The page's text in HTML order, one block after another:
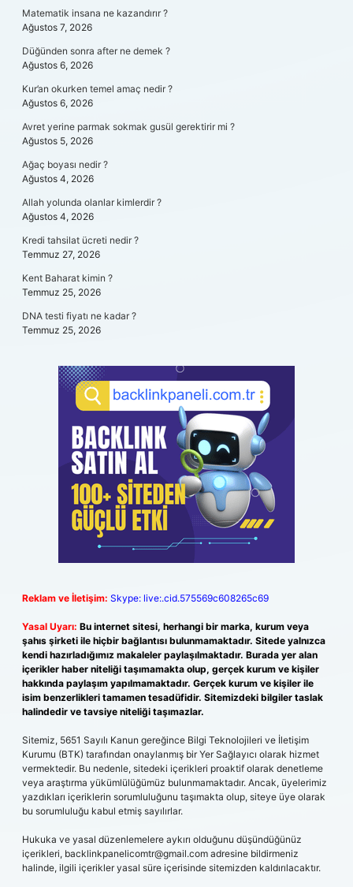
Matematik insana ne kazandırır ?
Ağustos 7, 2026
Düğünden sonra after ne demek ?
Ağustos 6, 2026
Kur’an okurken temel amaç nedir ?
Ağustos 6, 2026
Avret yerine parmak sokmak gusül gerektirir mi ?
Ağustos 5, 2026
Ağaç boyası nedir ?
Ağustos 4, 2026
Allah yolunda olanlar kimlerdir ?
Ağustos 4, 2026
Kredi tahsilat ücreti nedir ?
Temmuz 27, 2026
Kent Baharat kimin ?
Temmuz 25, 2026
DNA testi fiyatı ne kadar ?
Temmuz 25, 2026
Reklam ve İletişim: Skype: live:.cid.575569c608265c69
Yasal Uyarı: Bu internet sitesi, herhangi bir marka, kurum veya
şahıs şirketi ile hiçbir bağlantısı bulunmamaktadır. Sitede yalnızca
kendi hazırladığımız makaleler paylaşılmaktadır. Burada yer alan
içerikler haber niteliği taşımamakta olup, gerçek kurum ve kişiler
hakkında paylaşım yapılmamaktadır. Gerçek kurum ve kişiler ile
isim benzerlikleri tamamen tesadüfidir. Sitemizdeki bilgiler taslak
halindedir ve tavsiye niteliği taşımazlar.
Sitemiz, 5651 Sayılı Kanun gereğince Bilgi Teknolojileri ve İletişim
Kurumu (BTK) tarafından onaylanmış bir Yer Sağlayıcı olarak hizmet
vermektedir. Bu nedenle, sitedeki içerikleri proaktif olarak denetleme
veya araştırma yükümlülüğümüz bulunmamaktadır. Ancak, üyelerimiz
yazdıkları içeriklerin sorumluluğunu taşımakta olup, siteye üye olarak
bu sorumluluğu kabul etmiş sayılırlar.
Hukuka ve yasal düzenlemelere aykırı olduğunu düşündüğünüz
içerikleri, backlinkpanelicomtr@gmail.com adresine bildirmeniz
halinde, ilgili içerikler yasal süre içerisinde sitemizden kaldırılacaktır.